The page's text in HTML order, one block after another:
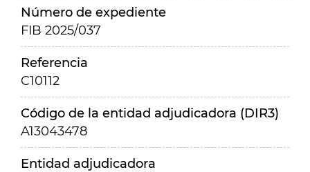
Número de expediente
FIB 2025/037
Referencia
C10112
Código de la entidad adjudicadora (DIR3)
A13043478
Entidad adjudicadora